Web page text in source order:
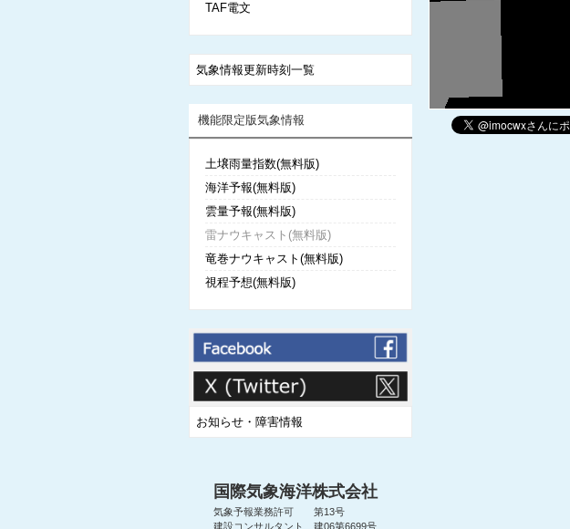
TAF電文
気象情報更新時刻一覧
機能限定版気象情報
土壌雨量指数(無料版)
海洋予報(無料版)
雲量予報(無料版)
雷ナウキャスト(無料版)
竜巻ナウキャスト(無料版)
視程予想(無料版)
お知らせ・障害情報
国際気象海洋株式会社
気象予報業務許可 第13号
建設コンサルタント 建06第6699号